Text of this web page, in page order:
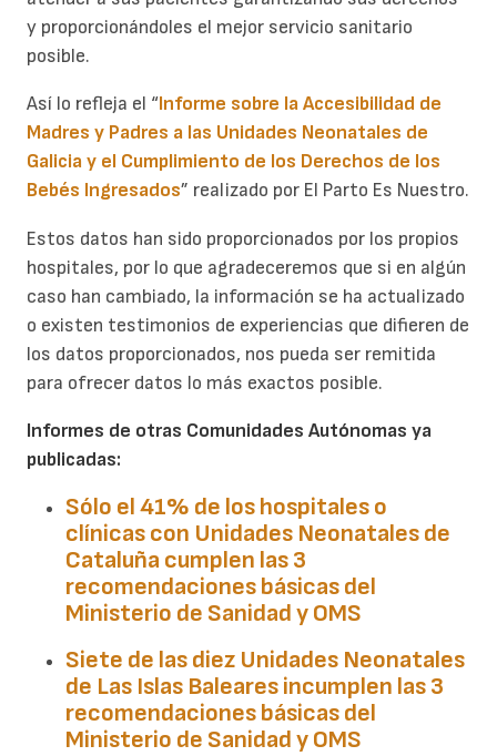
y proporcionándoles el mejor servicio sanitario
posible.
Así lo refleja el “Informe sobre la Accesibilidad de
Madres y Padres a las Unidades Neonatales de
Galicia y el Cumplimiento de los Derechos de los
Bebés Ingresados” realizado por El Parto Es Nuestro.
Estos datos han sido proporcionados por los propios
hospitales, por lo que agradeceremos que si en algún
caso han cambiado, la información se ha actualizado
o existen testimonios de experiencias que difieren de
los datos proporcionados, nos pueda ser remitida
para ofrecer datos lo más exactos posible.
Informes de otras Comunidades Autónomas ya
publicadas:
Sólo el 41% de los hospitales o
clínicas con Unidades Neonatales de
Cataluña cumplen las 3
recomendaciones básicas del
Ministerio de Sanidad y OMS
Siete de las diez Unidades Neonatales
de Las Islas Balearesincumplen las 3
recomendaciones básicas del
Ministerio de Sanidad y OMS